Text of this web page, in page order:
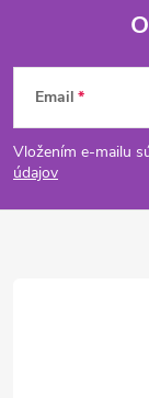
Z
á
p
Email
Vložením e-mailu
údajov